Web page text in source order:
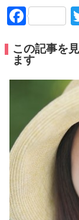
この記事を
ます